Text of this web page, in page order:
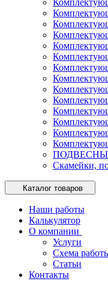
Скамейки,
Каталог товаров
Наши работы
Калькулятор
О компании
Услуги
Схема
Статьи
Контакты